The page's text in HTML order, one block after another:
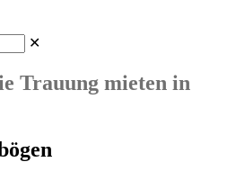
✕
Trauung mieten in